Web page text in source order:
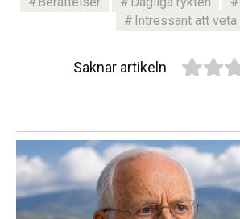
Intressant att veta
Saknar artikeln